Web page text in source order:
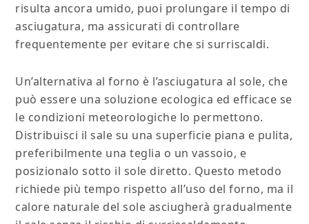
risulta ancora umido, puoi prolungare il tempo di
asciugatura, ma assicurati di controllare
frequentemente per evitare che si surriscaldi.
Un’alternativa al forno è l’asciugatura al sole, che
può essere una soluzione ecologica ed efficace se
le condizioni meteorologiche lo permettono.
Distribuisci il sale su una superficie piana e pulita,
preferibilmente una teglia o un vassoio, e
posizionalo sotto il sole diretto. Questo metodo
richiede più tempo rispetto all’uso del forno, ma il
calore naturale del sole asciugherà gradualmente